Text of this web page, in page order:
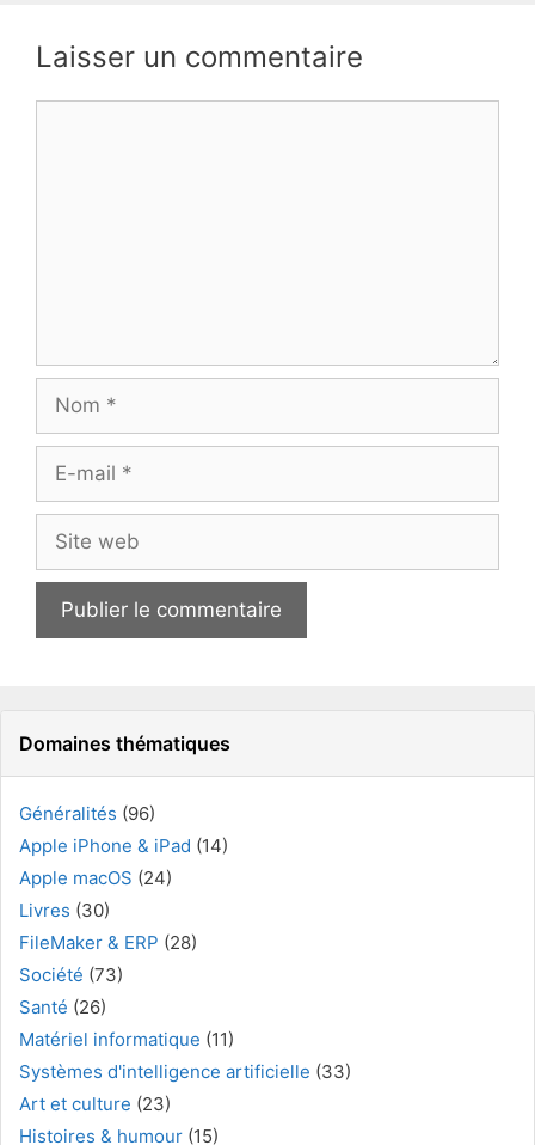
Laisser un commentaire
mail
web
Domaines thématiques
Généralités (96)
Apple iPhone & iPad (14)
Apple macOS (24)
Livres (30)
FileMaker & ERP (28)
Société (73)
Santé (26)
Matériel informatique (11)
Systèmes d'intelligence artificielle (33)
Art et culture (23)
Histoires & humour (15)